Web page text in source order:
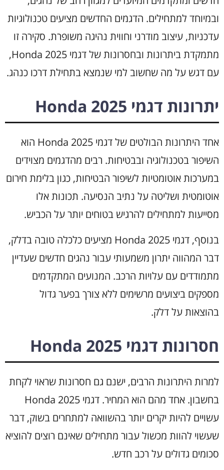
ובמיוחד למתחילים. הדגמים החדשים מציעים טכנולוגיות
עדכניות, עיצוב מודרני וחווית נהיגה משופרת. סקירה זו
מתמקדת ביתרונות ובחסרונות של דגמי Honda 2025,
עם דגש על מה שחשוב למי שנמצא בתחילת דרכו כנהג.
יתרונות דגמי Honda 2025
אחד היתרונות הבולטים של דגמי Honda 2025 הוא
השיפור בטכנולוגיה ובבטיחות. רבים מהדגמים מצוידים
במערכות אוטומטיות לשיפור הבטיחות, כגון בלימת חירום
אוטומטית ושליטה על נתיב הנסיעה. תכונות אלו
מסייעות למתחילים להרגיש בטוחים יותר על הכביש.
בנוסף, דגמי Honda 2025 מציעים כלכלה טובה בדלק,
דבר המהווה יתרון משמעותי עבור נהגים חדשים שעדיין
מתמודדים עם עלויות הרכב. המנועים המתקדמים
מספקים ביצועים מרשימים ללא צורך בפער גדול
בהוצאות על דלק.
חסרונות דגמי Honda 2025
למרות היתרונות הרבים, ישנם גם חסרונות שראוי לקחת
בחשבון. אחד מהם הוא המחיר. דגמי Honda 2025
עשויים להיות יקרים יותר בהשוואה למתחרים בשוק, דבר
שעשוי להוות מכשול עבור מתחילים שאינם רוצים להוציא
סכומים גדולים על רכב חדש.